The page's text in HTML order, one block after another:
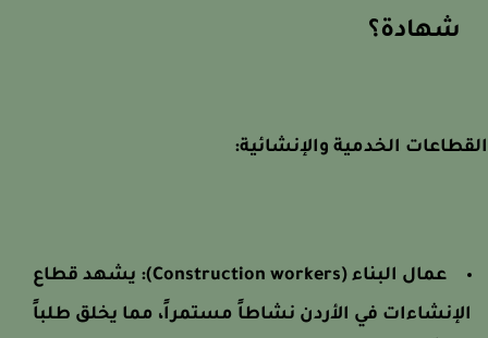
شهادة؟
الخدمية والإنشائية:
عمال البناء (Construction workers):
يشهد قطاع
في الأردن نشاطاً مستمراً، مما يخلق طلباً